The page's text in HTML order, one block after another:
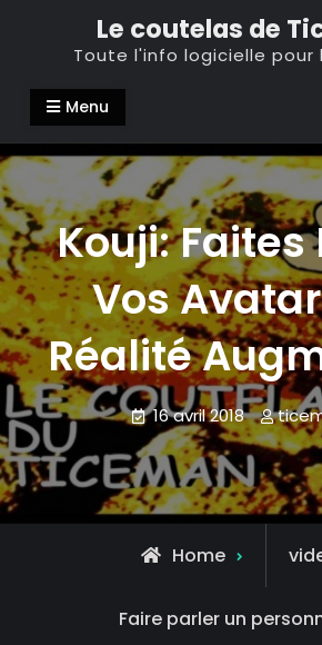
Le coutelas de
Toute l'info logicielle pour
Menu
Kouji: Faites
Vos
Réalité
16 avril 2018
Home
Faire parler un